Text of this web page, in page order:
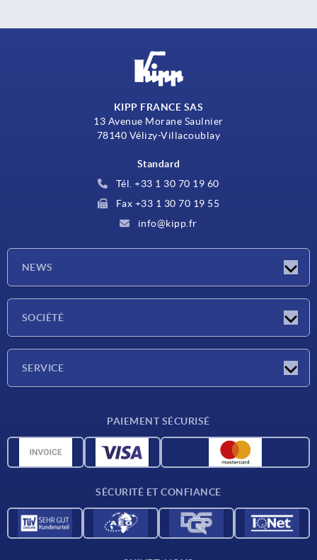
KIPP FRANCE SAS
13 Avenue Morane Saulnier
78140 Vélizy-Villacoublay
Standard
Tél. +33 1 30 70 19 60
Fax +33 1 30 70 19 55
info@kipp.fr
NEWS
SOCIÉTÉ
SERVICE
Données CAO
PAIEMENT SÉCURISÉ
SÉCURITÉ ET CONFIANCE